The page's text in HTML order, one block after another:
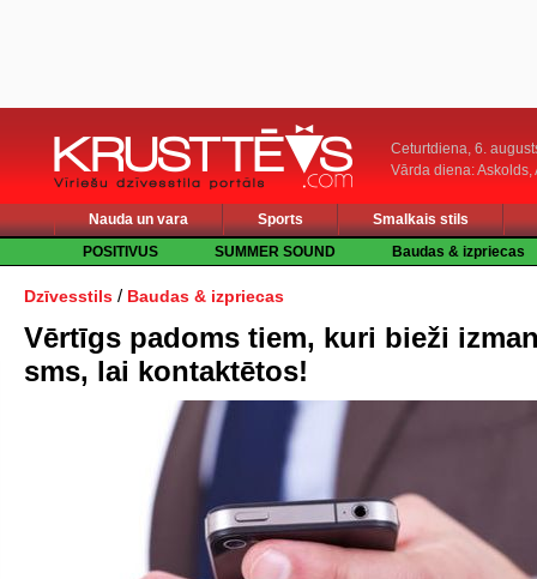
Ceturtdiena, 6.
Vārda diena: Askolds,
Nauda un vara Sports
Smalkais stils
POSITIVUS
SUMMER SOUND Baudas & izpriecas
Dzīvesstils / Baudas & izpriecas
Vērtīgs padoms tiem, kuri bieži
sms, lai kontaktētos!